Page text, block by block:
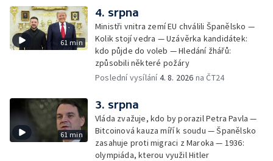
61 min
4. srpna
Ministři vnitra zemí EU chválili Španělsko —
Kolik stojí vedra — Uzávěrka kandidátek:
kdo půjde do voleb — Hledání žhářů:
způsobili některé požáry
Poslední vysílání4. 8. 2026 na ČT24
61 min
3. srpna
Vláda zvažuje, kdo by porazil Petra Pavla —
Bitcoinová kauza míří k soudu — Španělsko
zasahuje proti migraci z Maroka — 1936:
olympiáda, kterou využil Hitler